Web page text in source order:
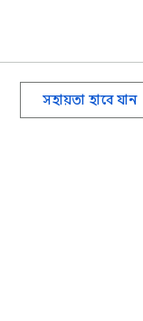
সহায়তা হাবে যান